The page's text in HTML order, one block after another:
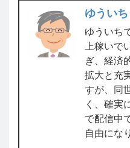
ゆういち
ゆういち
上稼いで
ぎ、経済
拡大と充
すが、同
く、確実
で配信中
自由にな